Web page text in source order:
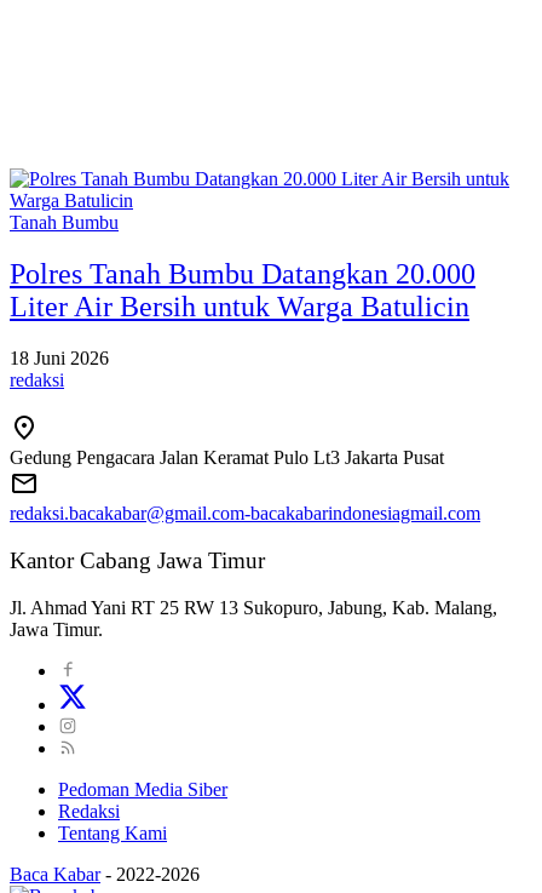
Tanah Bumbu
Polres Tanah Bumbu Datangkan 20.000
Liter Air Bersih untuk Warga Batulicin
18 Juni 2026
redaksi
Gedung Pengacara Jalan Keramat Pulo Lt3 Jakarta Pusat
redaksi.bacakabar@gmail.com-bacakabarindonesiagmail.com
Kantor Cabang Jawa Timur
Jl. Ahmad Yani RT 25 RW 13 Sukopuro, Jabung, Kab. Malang,
Jawa Timur.
Pedoman Media Siber
Redaksi
Tentang Kami
Baca Kabar - 2022-2026